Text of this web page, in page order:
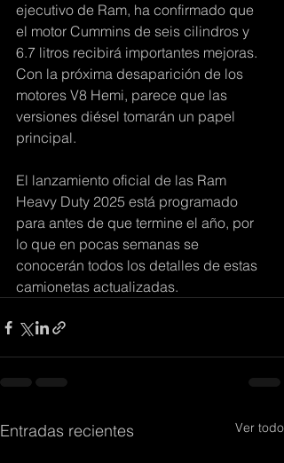
ejecutivo de Ram, ha confirmado que
el motor Cummins de seis cilindros y
6.7 litros recibirá importantes mejoras.
Con la próxima desaparición de los
motores V8 Hemi, parece que las
versiones diésel tomarán un papel
principal.
El lanzamiento oficial de las Ram
Heavy Duty 2025 está programado
para antes de que termine el año, por
lo que en pocas semanas se
conocerán todos los detalles de estas
camionetas actualizadas.
Entradas recientes Ver todo